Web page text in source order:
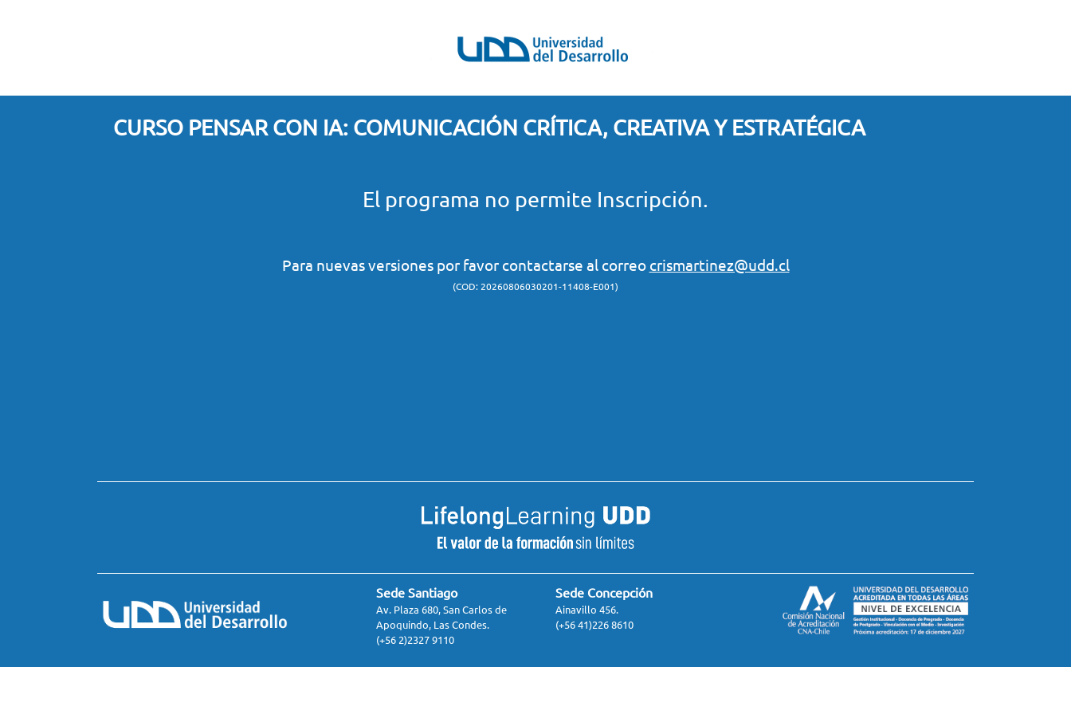
CURSO PENSAR CON IA: COMUNICACIÓN CRÍTICA, CREATIVA Y ESTRATÉGICA
El programa no permite Inscripción.
Para nuevas versiones por favor contactarse al correo crismartinez@udd.cl
(COD: 20260806030201-11408-E001)
Sede Santiago
Av. Plaza 680, San Carlos de
Apoquindo, Las Condes.
(+56 2)2327 9110
Sede Concepción
Ainavillo 456.
(+56 41)226 8610